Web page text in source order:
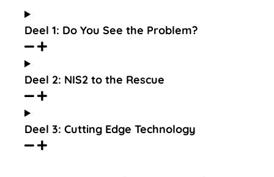
Deel 1: Do You See the Problem?
Deel 2: NIS2 to the Rescue
Deel 3: Cutting Edge Technology